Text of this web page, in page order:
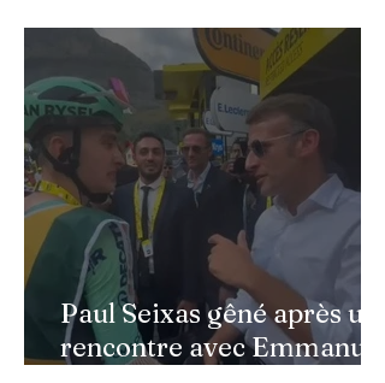
répond aux critiques et
défend l’hommage rendu à
son père au Québec
Paul Seixas gêné après une
rencontre avec Emmanuel